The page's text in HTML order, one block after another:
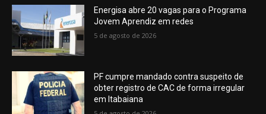
PF cumpre mandado contra suspeito de
obter registro de CAC de forma irregular